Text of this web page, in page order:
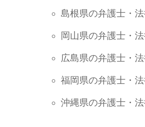
島根県の弁護士・
岡山県の弁護士・
広島県の弁護士・
福岡県の弁護士・
沖縄県の弁護士・